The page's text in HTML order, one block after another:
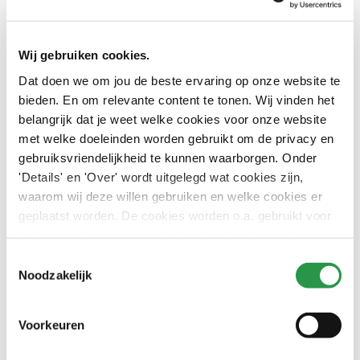
Wij gebruiken cookies.
Dat doen we om jou de beste ervaring op onze website te
bieden. En om relevante content te tonen. Wij vinden het
belangrijk dat je weet welke cookies voor onze website
met welke doeleinden worden gebruikt om de privacy en
gebruiksvriendelijkheid te kunnen waarborgen. Onder
'Details' en 'Over' wordt uitgelegd wat cookies zijn,
waarom wij deze willen gebruiken en welke cookies er
geplaatst worden. De cookies worden o.a. gebruikt voor
Noodzakelijk
Voorkeuren
begon een projectgroep met het ontwikkelen van Take
The Stage. De eerste stagiaire, Floor van Gerwen, is
inmiddels begonnen met het opzetten van het bureau en
stage en start er een nieuwe stagiair. Een van de taken die
er bij het bureau ligt, is de band tussen scholen en
stageverlener verbeteren. “Zo moet Take The Stage
potentiële kandidaten sneller vinden en studenten die een
stage zoeken ons”, zegt Van Gerwen.
Artikel geplaatst op